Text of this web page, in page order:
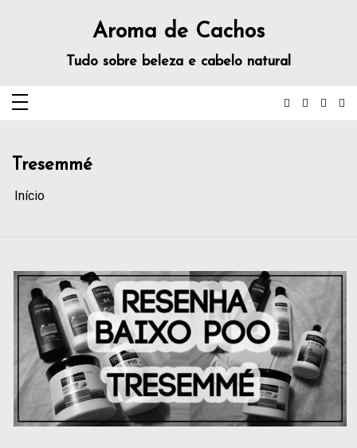
Aroma de Cachos
Tudo sobre beleza e cabelo natural
Tresemmé
Início